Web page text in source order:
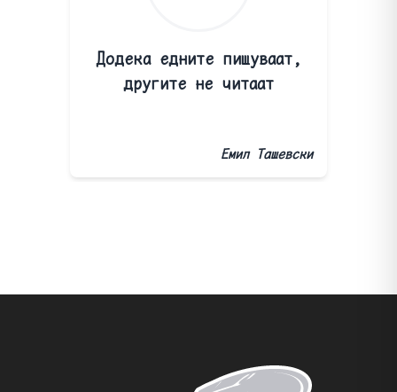
Додека едните пишуваат,
другите не читаат
Емил Ташевски